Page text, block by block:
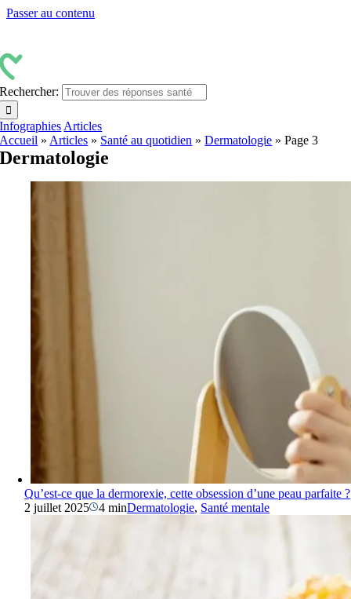
Passer au contenu
Rechercher:
Infographies Articles
Accueil » Articles » Santé au quotidien »Dermatologie »Page 3
Dermatologie
Qu’est-ce que la dermorexie, cette obsession d’une peau parfaite ?
2 juillet 2025
4 minDermatologie, Santé mentale